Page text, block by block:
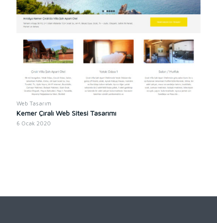
Web Tasarım
Kemer Çıralı Web Sitesi Tasarımı
6 Ocak 2020